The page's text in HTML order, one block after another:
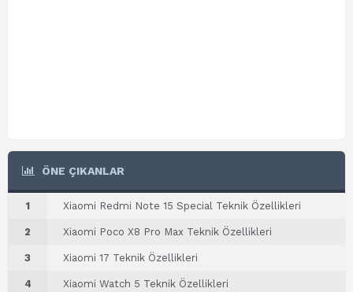
ÖNE ÇIKANLAR
1 Xiaomi Redmi Note 15 Special Teknik Özellikleri
2 Xiaomi Poco X8 Pro Max Teknik Özellikleri
3 Xiaomi 17 Teknik Özellikleri
4 Xiaomi Watch 5 Teknik Özellikleri